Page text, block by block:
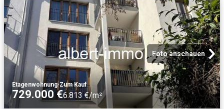
Foto anschauen
Etagenwohnung·Zum Kauf
729.000 €6.813 €/m²